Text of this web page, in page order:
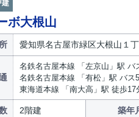
建
ボ大根山
愛知県名古屋市緑区大根山１丁
名鉄名古屋本線 「左京山」駅 バ
名鉄名古屋本線 「有松」駅 バス
東海道本線 「南大高」駅 徒歩17
2階建 築年